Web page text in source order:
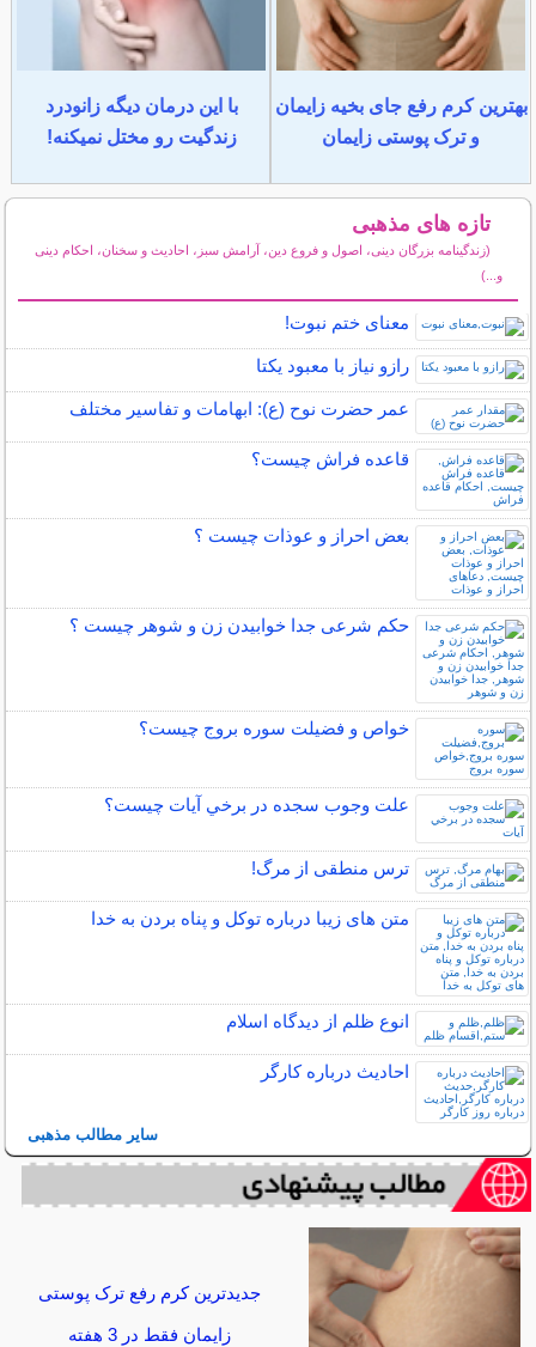
بهترین کرم رفع جای بخیه زایمان
و ترک پوستی زایمان
با این درمان دیگه زانودرد
زندگیت رو مختل نمیکنه!
تازه های مذهبی
(زندگینامه بزرگان دینی، اصول و فروع دین، آرامش سبز، احادیث و سخنان، احکام دینی
و...)
معنای ختم نبوت!
رازو نیاز با معبود یکتا
عمر حضرت نوح (ع): ابهامات و تفاسیر مختلف
قاعده فراش چیست؟
بعض احراز و عوذات چیست ؟
حکم شرعی جدا خوابیدن زن و شوهر چیست ؟
خواص و فضیلت سوره بروج چیست؟
علت وجوب سجده در برخي آيات چيست؟
ترس منطقی از مرگ!
متن های زیبا درباره توکل و پناه بردن به خدا
انوع ظلم از دیدگاه اسلام
احادیث درباره کارگر
سایر مطالب مذهبی
جدیدترین کرم رفع ترک پوستی
زایمان فقط در 3 هفته